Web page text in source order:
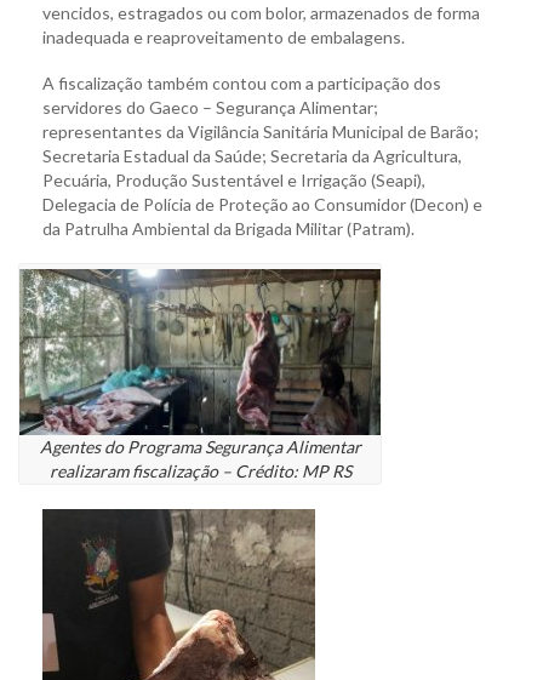
vencidos, estragados ou com bolor, armazenados de forma
inadequada e reaproveitamento de embalagens.
A fiscalização também contou com a participação dos
servidores do Gaeco – Segurança Alimentar;
representantes da Vigilância Sanitária Municipal de Barão;
Secretaria Estadual da Saúde; Secretaria da Agricultura,
Pecuária, Produção Sustentável e Irrigação (Seapi),
Delegacia de Polícia de Proteção ao Consumidor (Decon) e
da Patrulha Ambiental da Brigada Militar (Patram).
Agentes do Programa Segurança Alimentar
realizaram fiscalização – Crédito: MP RS